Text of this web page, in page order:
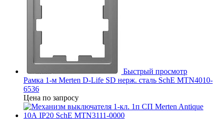
Быстрый просмотр
Рамка 1-м Merten D-Life SD нерж. сталь SchE MTN4010-
6536
Цена по запросу